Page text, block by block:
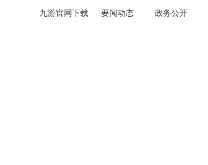
九游官网下载 要闻动态 政务公开